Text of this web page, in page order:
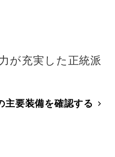
が充実した正統派
主要装備を確認する